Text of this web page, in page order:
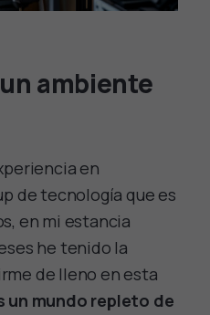
ambiente
en
de tecnología que es
en mi estancia
he tenido la
de lleno en esta
un mundo repleto de